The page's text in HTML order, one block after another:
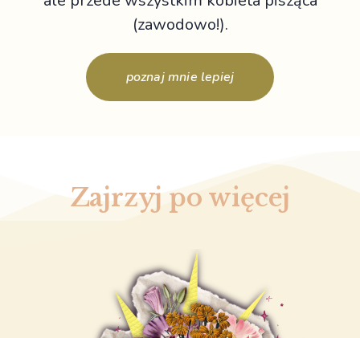
(zawodowo!).
poznaj mnie lepiej
Zajrzyj po więcej